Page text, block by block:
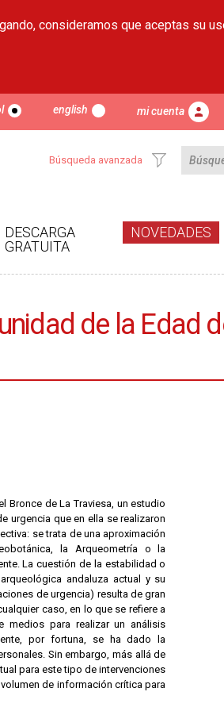
consideramos que aceptas su
english mi cuenta
Búsqueda avanzada
DESCARGA
GRATUITA
NOVEDADES
de la Edad
de La Traviesa, un estudio
urgencia que en ella se realizaron
se trata de una aproximación
la Arqueometría o la
La cuestión de la estabilidad o
andaluza actual y su
de urgencia) resulta de gran
caso, en lo que se refiere a
medios para realizar un análisis
por fortuna, se ha dado la
Sin embargo, más allá de
para este tipo de intervenciones
de información crítica para